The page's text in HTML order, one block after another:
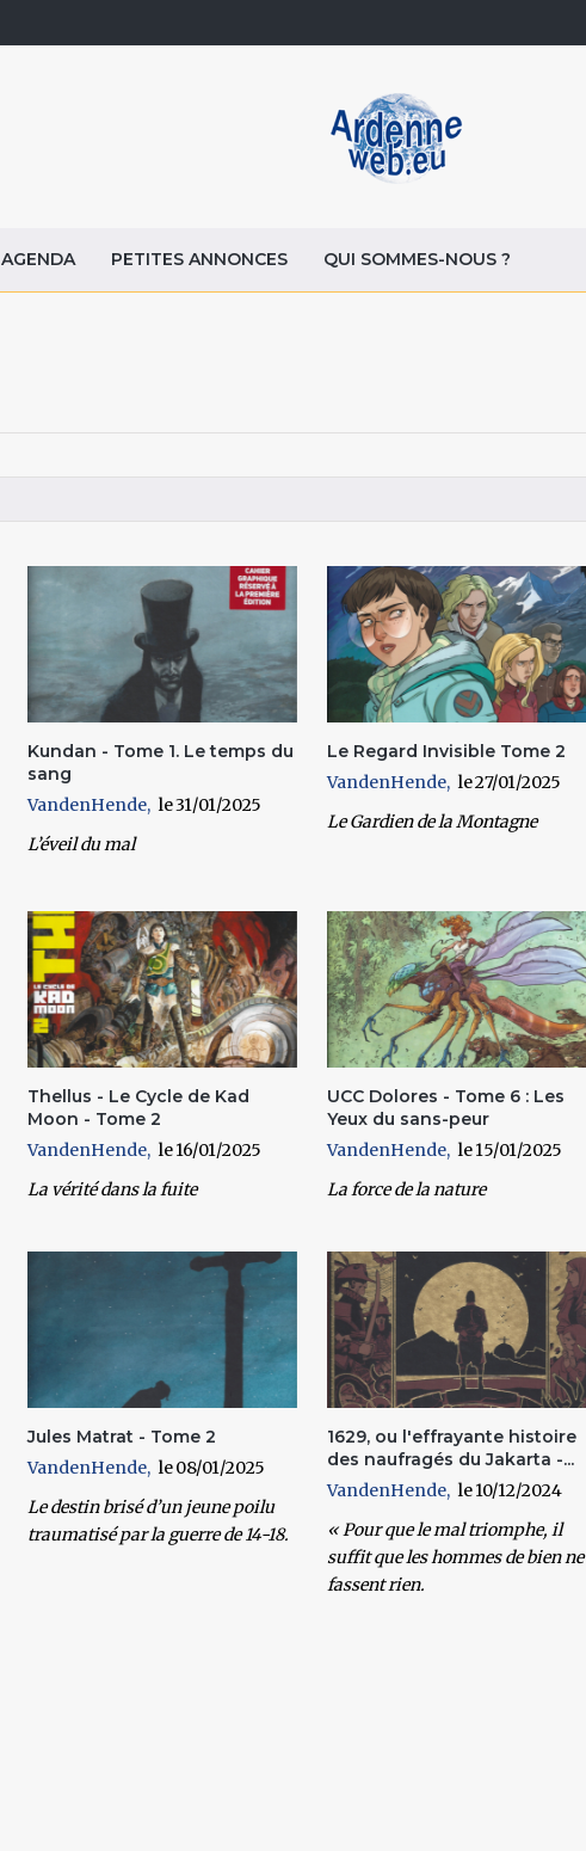
AGENDA PETITES ANNONCES QUI SOMMES-NOUS ?
Kundan - Tome 1. Le temps du
sang
VandenHende
31/01/2025
L’éveil du mal
Le Regard Invisible Tome 2
VandenHende
27/01/2025
Le Gardien de la Montagne
Thellus - Le Cycle de Kad
Moon - Tome 2
VandenHende
16/01/2025
La vérité dans la fuite
UCC Dolores - Tome 6 : Les
Yeux du sans-peur
VandenHende
15/01/2025
La force de la nature
Jules Matrat - Tome 2
VandenHende
08/01/2025
Le destin brisé d’un jeune poilu
traumatisé par la guerre de 14-18.
1629, ou l'effrayante histoire
des naufragés du Jakarta -...
VandenHende
10/12/2024
« Pour que le mal triomphe, il
suffit que les hommes de bien ne
fassent rien.